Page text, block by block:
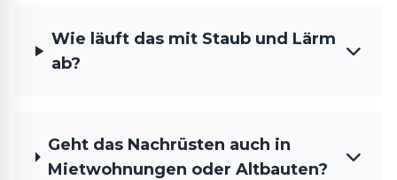
Wie läuft das mit Staub und Lärm
ab?
Geht das Nachrüsten auch in
Mietwohnungen oder Altbauten?